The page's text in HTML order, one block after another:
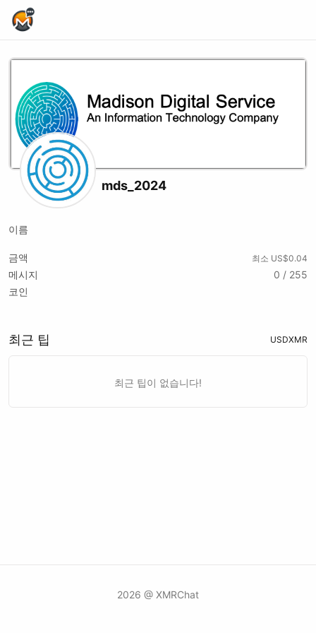
mds_2024
이름
금액 최소 US$0.04
메시지
0 / 255
코인
최근 팁 USDXMR
최근 팁이 없습니다!
2026 @ XMRChat